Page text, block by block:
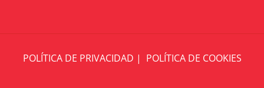
POLÍTICA DE PRIVACIDAD | POLÍTICA DE COOKIES